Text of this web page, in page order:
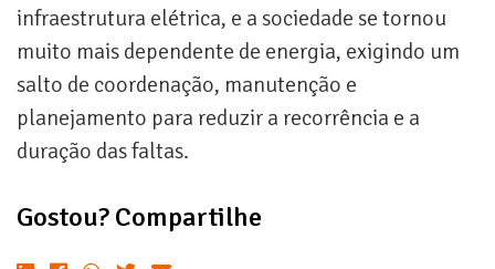
infraestrutura elétrica, e a sociedade se tornou
muito mais dependente de energia, exigindo um
salto de coordenação, manutenção e
planejamento para reduzir a recorrência e a
duração das faltas.
Gostou? Compartilhe